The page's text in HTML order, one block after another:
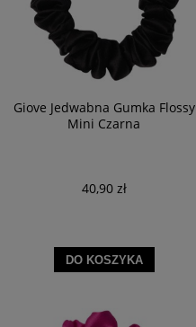
Giove Jedwabna Gumka Flossy
Mini Czarna
40,90 zł
DO KOSZYKA